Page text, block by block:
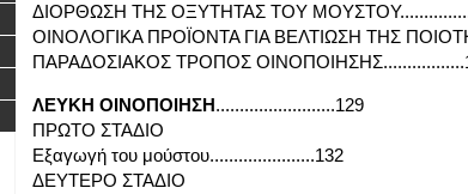
ΔΙΟΡΘΩΣΗ ΤΗΣ ΟΞΥΤΗΤΑΣ ΤΟΥ
ΟΙΝΟΛΟΓΙΚΑ ΠΡΟΪΟΝΤΑ ΓΙΑ ΒΕΛΤΙΩΣΗ ΤΗΣ
ΠΑΡΑΔΟΣΙΑΚΟΣ ΤΡΟΠΟΣ
ΛΕΥΚΗ ΟΙΝΟΠΟΙΗΣΗ.........................129
ΠΡΩΤΟ ΣΤΑΔΙΟ
Εξαγωγή του μούστου......................132
ΔΕΥΤΕΡΟ ΣΤΑΔΙΟ